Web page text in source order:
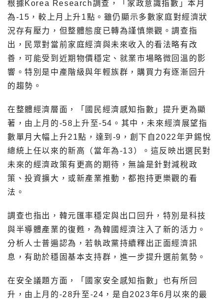
根據Korea Research調查，「家政意識指數」本月
為-15，較上月上升1點。雖仍顯示多數家庭對經濟狀
況存有壓力，但整體態度已轉為謹慎樂觀。調查指
出，民眾對當前家庭經濟與未來收入的看法略有改
善，可能受到近期物價穩定、就業市場略微回溫的影
響。特別是中產階級與年輕族群，購買力有逐漸回升
的趨勢。
在整體經濟層面，「國民經濟感知指數」提升更為顯
著，由上月的-58上升至-54。其中，未來經濟展望指
數單月大幅上升21點，達到-9，創下自2022年尹錫悅
總統上任以來的新高（當年為-13）。這反映出選民對
未來的經濟政策有更高的期待，無論是針對減稅政
策、投資擴大，或新產業推動，都抱持更樂觀的看
法。
調查也指出，韓元匯率穩定與出口回升，特別是科技
與半導體產業的復甦，為韓國經濟注入了新的活力。
分析人士普遍認為，若執政黨持續釋出正面經濟訊
息，有助於穩固基本支持群，進一步提升選前氣勢。
在安全議題方面，「國家安全感知指數」也有所回
升，由上月的-28升至-24，是自2023年6月以來的最